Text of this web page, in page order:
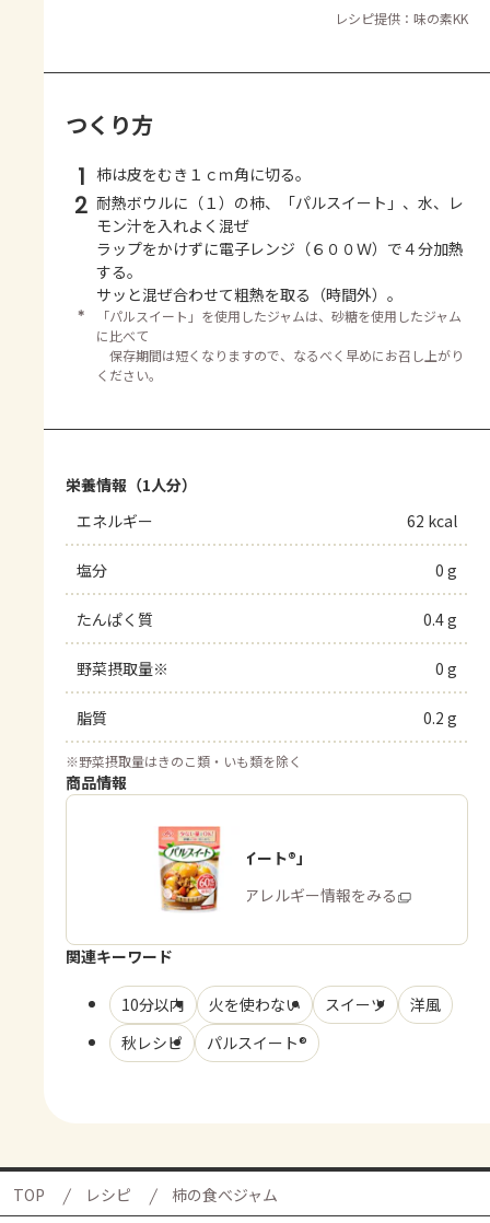
レシピ提供：味の素KK
つくり方
1 柿は皮をむき１ｃｍ角に切る。
2 耐熱ボウルに（１）の柿、「パルスイート」、水、レ
モン汁を入れよく混ぜ
ラップをかけずに電子レンジ（６００Ｗ）で４分加熱
する。
サッと混ぜ合わせて粗熱を取る（時間外）。
＊
「パルスイート」を使用したジャムは、砂糖を使用したジャム
に比べて
保存期間は短くなりますので、なるべく早めにお召し上がり
ください。
栄養情報（1人分）
エネルギー
62 kcal
塩分 0 g
たんぱく質 0.4 g
野菜摂取量※ 0 g
脂質 0.2 g
※野菜摂取量はきのこ類・いも類を除く
商品情報
「パルスイート®」
商品・アレルギー情報をみる
関連キーワード
10分以内 火を使わない スイーツ
洋風
秋レシピ
パルスイート®
TOP レシピ 柿の食べジャム